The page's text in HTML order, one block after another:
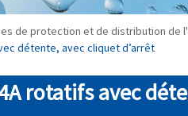
de protection et de distribution de
détente, avec cliquet d’arrêt
rotatifs avec